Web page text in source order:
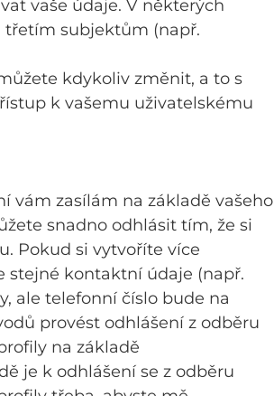
vaše údaje. V některých
třetím subjektům (např.
kdykoliv změnit, a to s
k vašemu uživatelskému
vám zasílám na základě vašeho
snadno odhlásit tím, že si
Pokud si vytvoříte více
stejné kontaktní údaje (např.
ale telefonní číslo bude na
provést odhlášení z odběru
na základě
je k odhlášení se z odběru